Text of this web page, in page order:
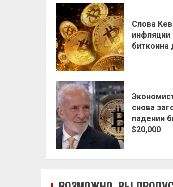
Слова
инфляции
биткоина
снова
падении
$20,000